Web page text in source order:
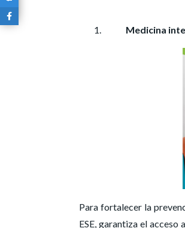
Medicina
Para fortalecer la
ESE, garantiza el